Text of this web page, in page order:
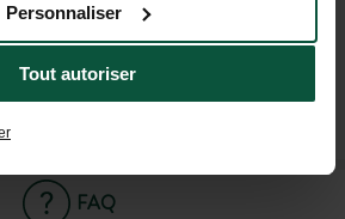
Tout autoriser
Personnaliser
À LA NEWSLETTER
FAQ